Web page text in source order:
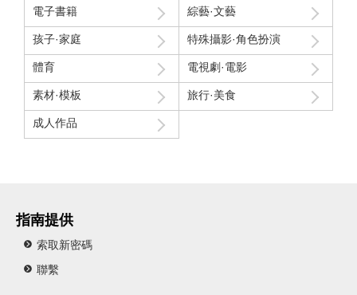
電子書籍 綜藝·文藝
孩子·家庭 特殊攝影·角色扮演
體育 電視劇·電影
素材·模板 旅行·美食
成人作品
指南提供
索取新密碼
聯繫